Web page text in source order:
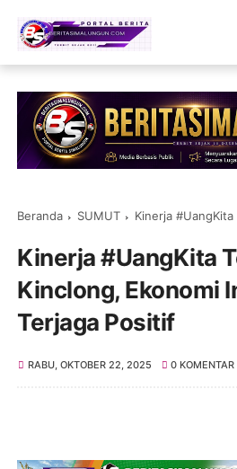
Beranda SUMUT Kinerja #UangKita Tetap
Kinerja #UangKita
Kinclong, Ekonomi
Terjaga Positif
RABU, OKTOBER 22, 2025 0 KOMENTAR